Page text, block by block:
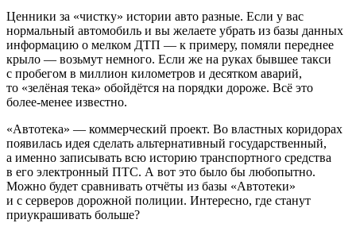
Ценники за «чистку» истории авто разные. Если у вас
нормальный автомобиль и вы желаете убрать из базы данных
информацию о мелком ДТП — к примеру, помяли переднее
крыло — возьмут немного. Если же на руках бывшее такси
с пробегом в миллион километров и десятком аварий,
то «зелёная тека» обойдётся на порядки дороже. Всё это
более-менее известно.
«Автотека» — коммерческий проект. Во властных коридорах
появилась идея сделать альтернативный государственный,
а именно записывать всю историю транспортного средства
в его электронный ПТС. А вот это было бы любопытно.
Можно будет сравнивать отчёты из базы «Автотеки»
и с серверов дорожной полиции. Интересно, где станут
приукрашивать больше?